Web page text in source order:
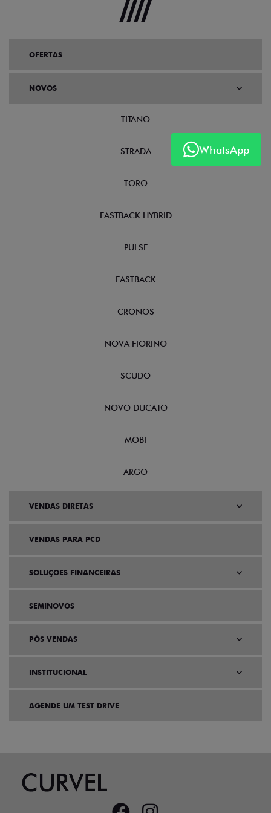
WhatsApp
OFERTAS
NOVOS
TITANO
STRADA
TORO
FASTBACK HYBRID
PULSE
FASTBACK
CRONOS
NOVA FIORINO
SCUDO
NOVO DUCATO
MOBI
ARGO
VENDAS DIRETAS
VENDAS PARA PCD
SOLUÇÕES FINANCEIRAS
SEMINOVOS
PÓS VENDAS
INSTITUCIONAL
AGENDE UM TEST DRIVE